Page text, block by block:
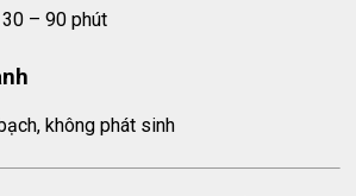
– 90 phút
không phát sinh